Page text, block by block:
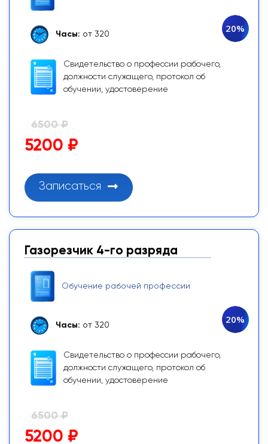
Часы: от 320
Свидетельство о профессии рабочего,
должности служащего, протокол об
обучении, удостоверение
20%
6500 ₽
5200 ₽
Записаться
Газорезчик 4-го разряда
Обучение рабочей профессии
Часы: от 320
Свидетельство о профессии рабочего,
должности служащего, протокол об
обучении, удостоверение
20%
6500 ₽
5200 ₽